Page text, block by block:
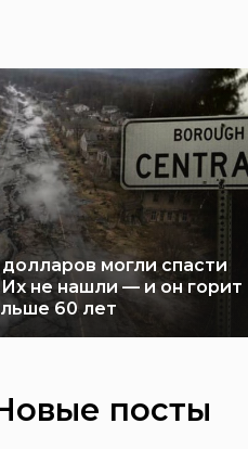
могли спасти
не нашли — и он горит
60 лет
посты